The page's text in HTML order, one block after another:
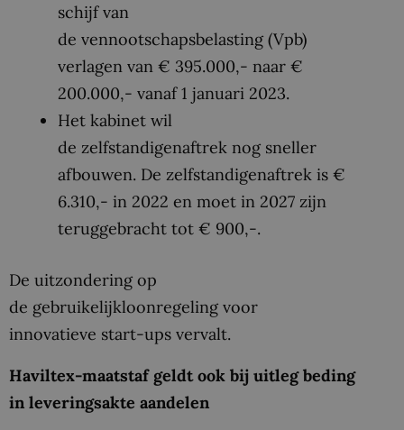
schijf van
de vennootschapsbelasting (Vpb)
verlagen van € 395.000,- naar €
200.000,- vanaf 1 januari 2023.
Het kabinet wil
de zelfstandigenaftrek nog sneller
afbouwen. De zelfstandigenaftrek is €
6.310,- in 2022 en moet in 2027 zijn
teruggebracht tot € 900,-.
De uitzondering op
de gebruikelijkloonregeling voor
innovatieve start-ups vervalt.
Haviltex-maatstaf geldt ook bij uitleg beding
in leveringsakte aandelen